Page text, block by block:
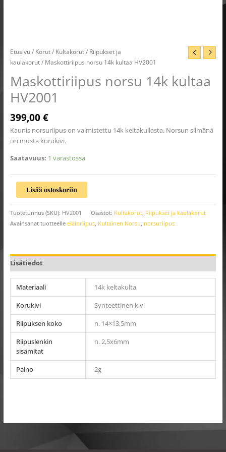
Etusivu/ Korut/ Kultakorut/ Riipukset ja
kaulakorut/ Maskottiriipus norsu 14k kultaa HV2001
Maskottiriipus norsu 14k kultaa
HV2001
399,00€
Kaunis norsuriipus on valmistettu 14k keltakullasta. Norsun silmänä
on musta korukivi.
Saatavuus: 1 varastossa
Lisää ostoskoriin
Tuotetunnus (SKU): HV2001 Osastot: Kultakorut, Riipukset ja kaulakorut
Avainsanat tuotteelle eläinriipus, Kultainen Norsu, norsuriipus
Lisätiedot
Materiaali
14k keltakulta
Korukivi
Synteettinen kivi
Riipuksen koko
n. 14×13,5mm
Riipuslenkin
sisämitat
n. 2,5x6mm
Paino 2g